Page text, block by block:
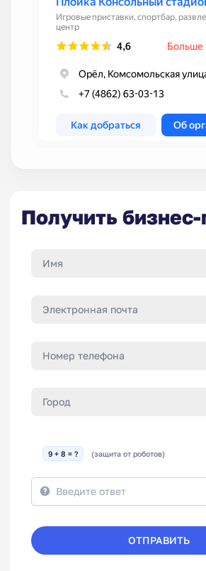
Получить бизнес-
9 + 8 = ? (защита от роботов)
ОТПРАВИТЬ